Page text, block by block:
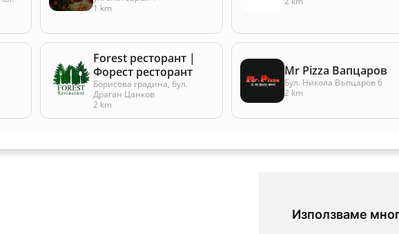
Използваме
1 km
Forest ресторант |
Форест ресторант
Борисова градина, бул.
Драган Цанков
2 km
Mr Pizza Вапцаров
Бул. Никола Въпцаров 6
2 km